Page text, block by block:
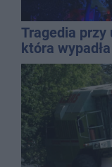
Tragedia przy
która